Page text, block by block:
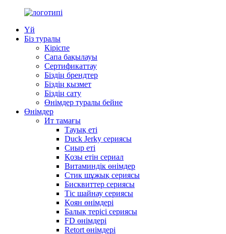
Үй
Біз туралы
Кіріспе
Сапа бақылауы
Сертификаттау
Біздің брендтер
Біздің қызмет
Біздің сату
Өнімдер туралы бейне
Өнімдер
Ит тамағы
Тауық еті
Duck Jerky сериясы
Сиыр еті
Қозы етін сериал
Витаминдік өнімдер
Стик шұжық сериясы
Бисквиттер сериясы
Тіс шайнау сериясы
Қоян өнімдері
Балық терісі сериясы
FD өнімдері
Retort өнімдері